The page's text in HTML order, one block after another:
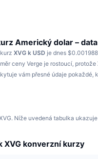
Americký dolar – data
XVG k USD je dnes
ceny Verge je rostoucí, protože
vám přesné údaje
Níže uvedená tabulka
XVG konverzní kurzy